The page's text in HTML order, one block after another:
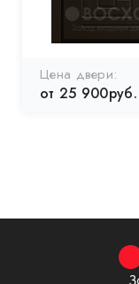
Цена двери:
от 25 900руб.